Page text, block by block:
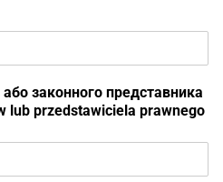
або законного представника
lub przedstawiciela prawnego